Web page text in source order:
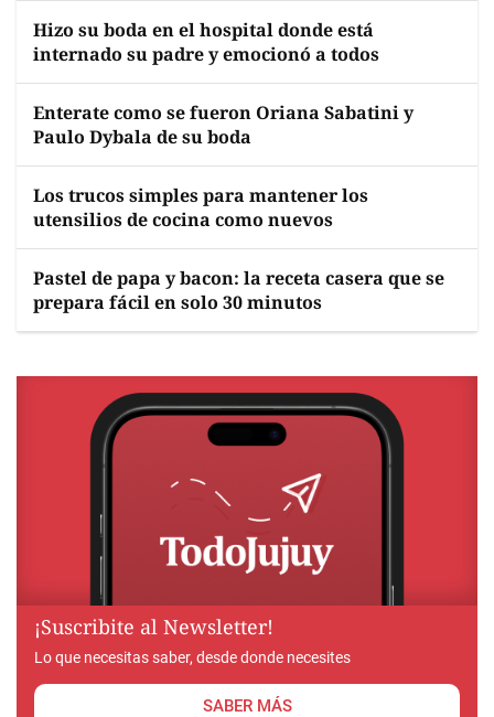
Hizo su boda en el hospital donde está
internado su padre y emocionó a todos
Enterate como se fueron Oriana Sabatini y
Paulo Dybala de su boda
Los trucos simples para mantener los
utensilios de cocina como nuevos
Pastel de papa y bacon: la receta casera que se
prepara fácil en solo 30 minutos
¡Suscribite al Newsletter!
Lo que necesitas saber, desde donde necesites
SABER MÁS